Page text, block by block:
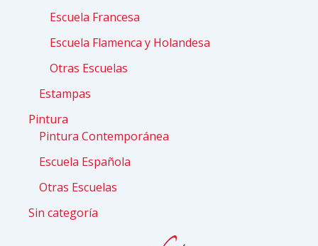
Escuela Francesa
Escuela Flamenca y Holandesa
Otras Escuelas
Estampas
Pintura
Pintura Contemporánea
Escuela Española
Otras Escuelas
Sin categoría